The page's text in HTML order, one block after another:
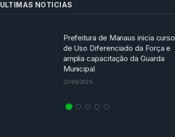
ULTIMAS NOTICIAS
Prefeitura de Manaus inicia curso
de Uso Diferenciado da Força e
amplia capacitação da Guarda
Municipal
22/06/2026